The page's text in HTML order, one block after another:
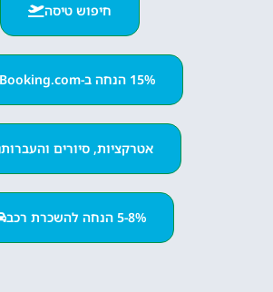
חיפוש טיסה
15% הנחה ב-Booking.com
אטרקציות, סיורים והעברות
5-8% הנחה להשכרת רכב